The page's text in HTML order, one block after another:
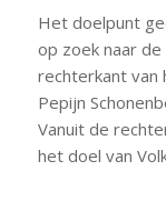
Het doelpunt
op zoek naar
rechterkant van
Pepijn
Vanuit de
het doel van